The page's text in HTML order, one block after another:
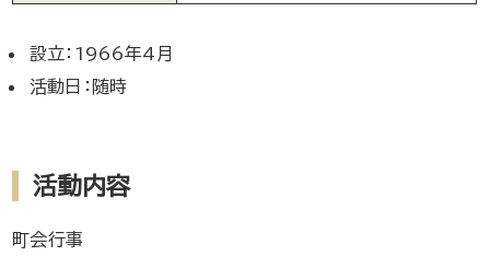
設立：1966年4月
活動日：随時
活動内容
町会行事